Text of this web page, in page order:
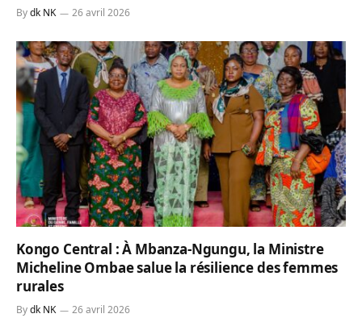
Bydk NK 26 avril 2026
Kongo Central : À Mbanza-Ngungu, la Ministre
Micheline Ombae salue la résilience des femmes
rurales
Bydk NK 26 avril 2026